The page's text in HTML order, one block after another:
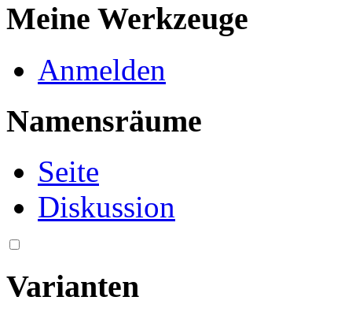
Meine Werkzeuge
Anmelden
Namensräume
Seite
Diskussion
Varianten